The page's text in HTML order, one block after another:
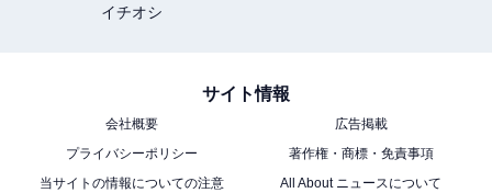
イチオシ
サイト情報
会社概要
広告掲載
プライバシーポリシー
著作権・商標・免責事項
当サイトの情報についての注意
All About ニュースについて